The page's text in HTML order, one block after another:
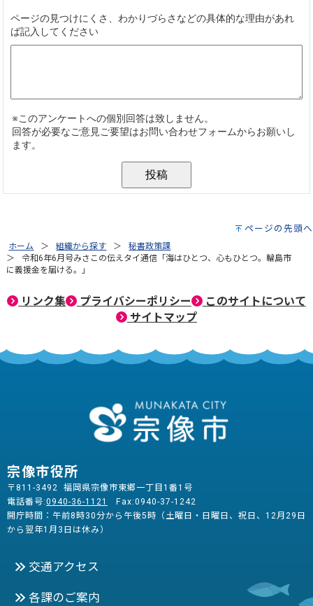
ページの先頭へ
ホーム 組織から探す
秘書政策課
令和6年6月号みさこの伝えタイ通信「海はひとつ、心もひとつ。輪島市
に義援金を届ける。」
リンク集 プライバシーポリシー
このサイトについて
サイトマップ
宗像市役所
〒811-3492 福岡県宗像市東郷一丁目1番1号
電話番号:0940-36-1121
Fax:0940-37-1242
開庁時間：午前8時30分から午後5時（土曜日・日曜日、祝日、12月29日
から翌年1月3日は休み）
交通アクセス
各課のご案内